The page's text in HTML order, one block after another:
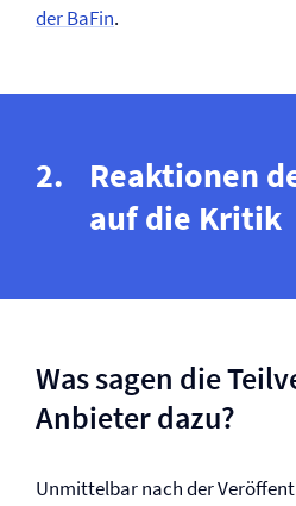
der BaFin.
Reaktionen
auf die Kritik
Was sagen die
Anbieter dazu?
Unmittelbar nach der